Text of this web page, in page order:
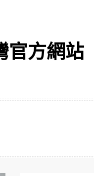
官方網站